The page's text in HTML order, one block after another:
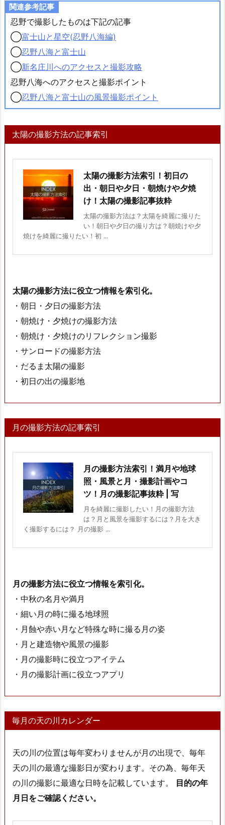
関連参考記事
忍野で撮影したものは下記の記事
◯富士山と星空(忍野八海編)
◯忍野八海と富士山
◯新名庄川へのアクセスと撮影攻略
忍野八海へのアクセスと撮影ポイント
◯忍野八海と富士山の風景撮影ポイント
太陽の撮影方法の記事索引
太陽の撮影方法索引！初日の
出・朝日や夕日・朝焼けや夕焼
け！太陽の撮影記事抜粋
太陽の撮影方法は？太陽を綺麗に撮りた
い！朝日や夕日の撮り方は？朝焼けや夕
焼けを綺麗に撮りたい！初 ...
太陽の撮影方法に役立つ情報を索引化。
・朝日・夕日の撮影方法
・朝焼け・夕焼けの撮影方法
・朝焼け・夕焼けのリフレクション撮影
・サンロードの撮影方法
・だるま太陽の撮影
・初日の出の撮影地
月の撮影方法の記事索引
月の撮影方法索引！満月や地球
照・風景と月・撮影計画やコ
ツ！月の撮影記事抜粋 | 写
月を綺麗に撮影したい！月の撮影方法
は？月と風景を撮影するには？月を大き
く撮影するには？ 月の撮影 ...
月の撮影方法に役立つ情報を索引化。
・中秋の名月や満月
・細い月の時に撮る地球照
・月蝕や赤い月など特殊な時に撮る月の姿
・月と建造物や風景の撮影
・月の撮影時に役立つアイテム
・月の撮影計画に役立つアプリ
毎月の天の川カレンダー
天の川の位置は毎年変わりませんが月の出現で、毎年
天の川の最適な撮影日が変わります。その為、毎年天
の川の撮影に最適な日時を記載しています。 目的の年
月日をご確認ください。